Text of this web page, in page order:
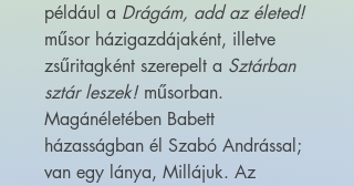
például a Drágám, add az életed!
műsor házigazdájaként, illetve
zsűritagként szerepelt a Sztárban
sztár leszek!műsorban.
Magánéletében Babett
házasságban él Szabó Andrással;
van egy lánya, Millájuk. Az